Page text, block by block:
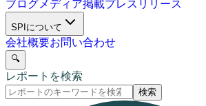
ブログメディア掲載プレスリリース
SPIについて
会社概要お問い合わせ
🔍
レポートを検索
検索